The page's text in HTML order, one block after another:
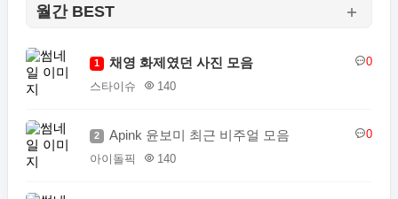
월간 BEST
1 채영 화제였던 사진 모음
0
스타이슈
140
2 Apink 윤보미 최근 비주얼 모음
0
아이돌픽
140